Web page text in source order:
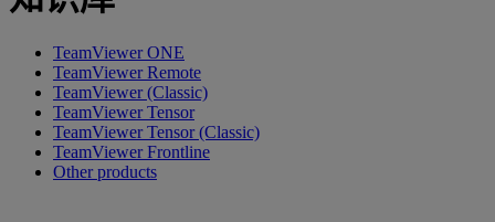
TeamViewer ONE
TeamViewer Remote
TeamViewer (Classic)
TeamViewer Tensor
TeamViewer Tensor (Classic)
TeamViewer Frontline
Other products